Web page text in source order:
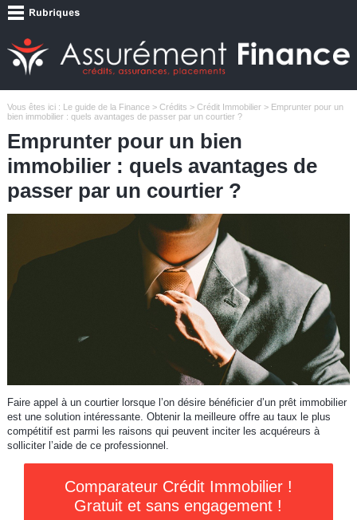
Vous êtes ici : Le guide de la Finance> Crédits > Crédit Immobilier> Emprunter pour un
bien immobilier : quels avantages de passer par un courtier ?
Emprunter pour un bien
immobilier : quels avantages de
passer par un courtier ?
Faire appel à un courtier lorsque l’on désire bénéficier d’un prêt immobilier
est une solution intéressante. Obtenir la meilleure offre au taux le plus
compétitif est parmi les raisons qui peuvent inciter les acquéreurs à
solliciter l’aide de ce professionnel.
Comparateur Crédit Immobilier !
Gratuit et sans engagement !